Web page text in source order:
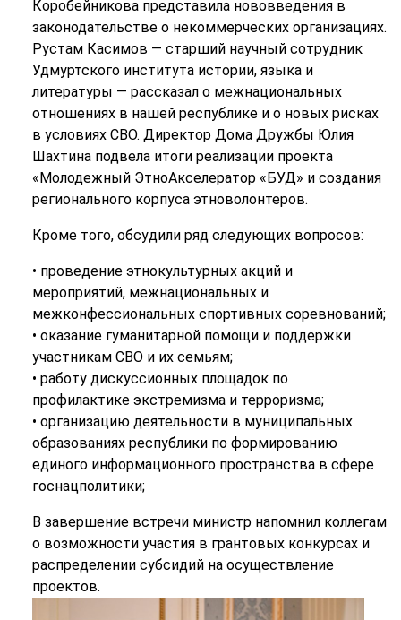
Коробейникова представила нововведения в
законодательстве о некоммерческих организациях.
Рустам Касимов — старший научный сотрудник
Удмуртского института истории, языка и
литературы — рассказал о межнациональных
отношениях в нашей республике и о новых рисках
в условиях СВО. Директор Дома Дружбы Юлия
Шахтина подвела итоги реализации проекта
«Молодежный ЭтноАкселератор «БУД» и создания
регионального корпуса этноволонтеров.
Кроме того, обсудили ряд следующих вопросов:
• проведение этнокультурных акций и
мероприятий, межнациональных и
межконфессиональных спортивных соревнований;
• оказание гуманитарной помощи и поддержки
участникам СВО и их семьям;
• работу дискуссионных площадок по
профилактике экстремизма и терроризма;
• организацию деятельности в муниципальных
образованиях республики по формированию
единого информационного пространства в сфере
госнацполитики;
В завершение встречи министр напомнил коллегам
о возможности участия в грантовых конкурсах и
распределении субсидий на осуществление
проектов.